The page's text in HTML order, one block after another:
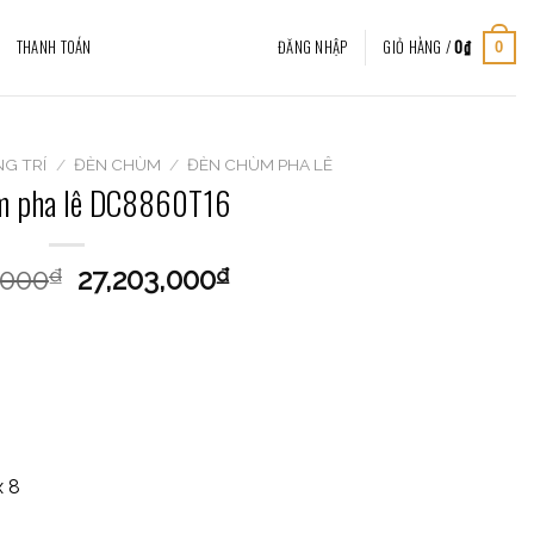
THANH TOÁN ĐĂNG NHẬP GIỎ HÀNG /0₫ 0
TRÍ / ĐÈN CHÙM / ĐÈN CHÙM PHA LÊ
pha lê DC8860T16
₫ 27,203,000₫
8